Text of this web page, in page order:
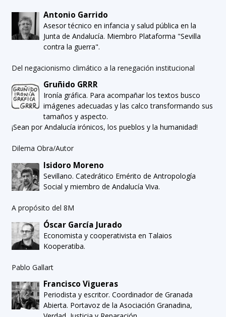
Antonio Garrido
Asesor técnico en infancia y salud pública en la
Junta de Andalucía. Miembro Plataforma "Sevilla
contra la guerra".
Del negacionismo climático a la renegación institucional
Gruñido GRRR
Ironía gráfica. Para acompañar los textos busco
imágenes adecuadas y las calco transformando sus
tamaños y aspecto.
¡Sean por Andalucía irónicos, los pueblos y la humanidad!
Dilema Obra/Autor
Isidoro Moreno
Sevillano. Catedrático Emérito de Antropología
Social y miembro de Andalucía Viva.
A propósito del 8M
Óscar García Jurado
Economista y cooperativista en Talaios
Kooperatiba.
Pablo Gallart
Francisco Vigueras
Periodista y escritor. Coordinador de Granada
Abierta. Portavoz de la Asociación Granadina,